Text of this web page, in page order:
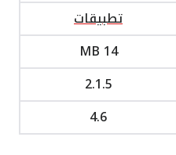
تطبيقات
14 MB
2.1.5
4.6